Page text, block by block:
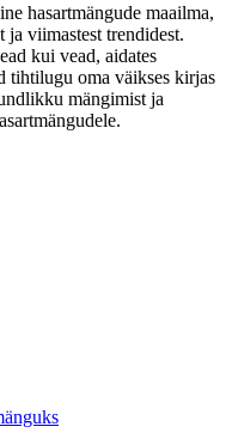
hasartmängude maailma,
ja viimastest trendidest.
kui vead, aidates
tihtilugu oma väikses kirjas
mängimist ja